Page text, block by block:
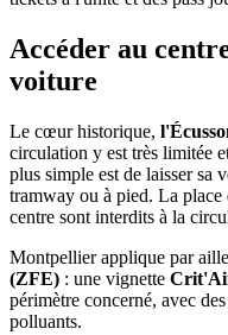
Accéder au
voiture
Le cœur historique,
circulation y est très limitée
plus simple est de laisser sa
tramway ou à pied. La place
centre sont interdits à la
Montpellier applique par
(ZFE) : une vignette
périmètre concerné, avec
polluants.